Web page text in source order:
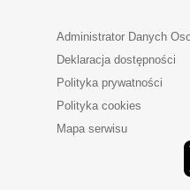
Administrator Danych
Deklaracja dostępności
Polityka prywatności
Polityka cookies
Mapa serwisu